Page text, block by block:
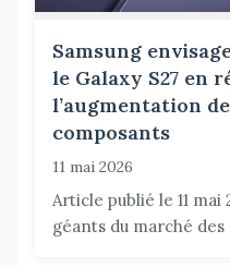
Samsung
le Galaxy S27 en
l’augmentation
composants
11 mai 2026
Article publié le 11 mai
géants du marché